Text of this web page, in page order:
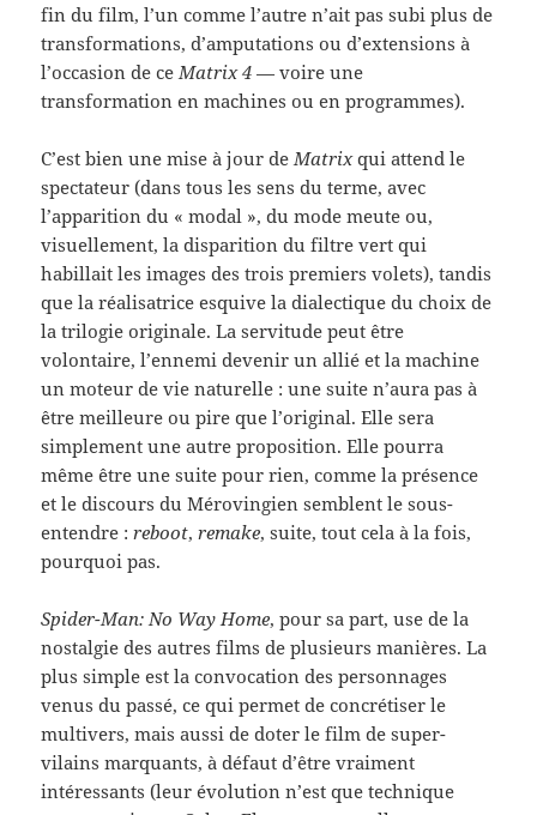
fin du film, l’un comme l’autre n’ait pas subi plus de
transformations, d’amputations ou d’extensions à
l’occasion de ceMatrix 4 — voire une
transformation en machines ou en programmes).
C’est bien une mise à jour deMatrixqui attend le
spectateur (dans tous les sens du terme, avec
l’apparition du « modal », du mode meute ou,
visuellement, la disparition du filtre vert qui
habillait les images des trois premiers volets), tandis
que la réalisatrice esquive la dialectique du choix de
la trilogie originale. La servitude peut être
volontaire, l’ennemi devenir un allié et la machine
un moteur de vie naturelle : une suite n’aura pas à
être meilleure ou pire que l’original. Elle sera
simplement une autre proposition. Elle pourra
même être une suite pour rien, comme la présence
et le discours du Mérovingien semblent le sous-
entendre :reboot,remake, suite, tout cela à la fois,
pourquoi pas.
Spider-Man: No Way Home, pour sa part, use de la
nostalgie des autres films de plusieurs manières. La
plus simple est la convocation des personnages
venus du passé, ce qui permet de concrétiser le
multivers, mais aussi de doter le film de super-
vilains marquants, à défaut d’être vraiment
intéressants (leur évolution n’est que technique